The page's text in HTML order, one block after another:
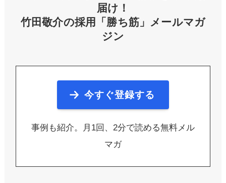
届け！
竹田敬介の採用「勝ち筋」メールマガ
ジン
今すぐ登録する
事例も紹介。月1回、2分で読める無料メル
マガ